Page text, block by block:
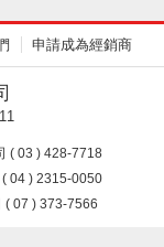
申請成為經銷商
( 03 ) 428-7718
( 04 ) 2315-0050
( 07 ) 373-7566